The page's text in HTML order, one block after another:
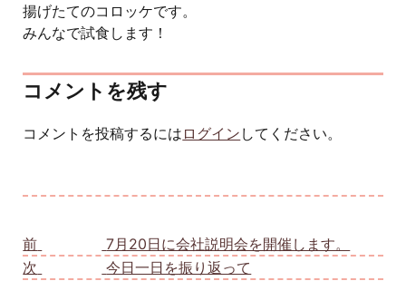
揚げたてのコロッケです。
みんなで試食します！
コメントを残す
コメントを投稿するには ログイン してください。
前
7月20日に会社説明会を開催します。
次
今日一日を振り返って